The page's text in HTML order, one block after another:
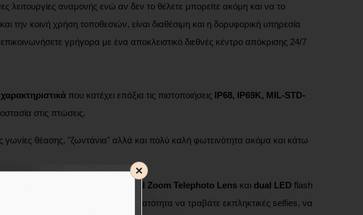
λειτουργίες αναμονής ενώ αν δεν το θέλετε μπορείτε ακόμη και να το
κοινή χρήση τοποθεσιών, είναι διαθέσιμη και η δορυφορική υπηρεσία
γρήγορα με ένα αποκλειστικό διεθνές κέντρο απόκρισης 24/7
που κατέχει επάξια τις πιστοποιήσεις
IP68, IP69K, MIL-STD-
στις πτώσεις.
γωνίες θέασης, "ζωντάνια" αλλά και πολύ καλή φωτεινότητα ακόμα και κάτω
Night Vision + 3.2x Optical Zoom Telephoto Lens και dual LED flash
κάμερα των
σας δίνει τη δυνατότητα να τραβάτε εκπληκτικές selfies, να